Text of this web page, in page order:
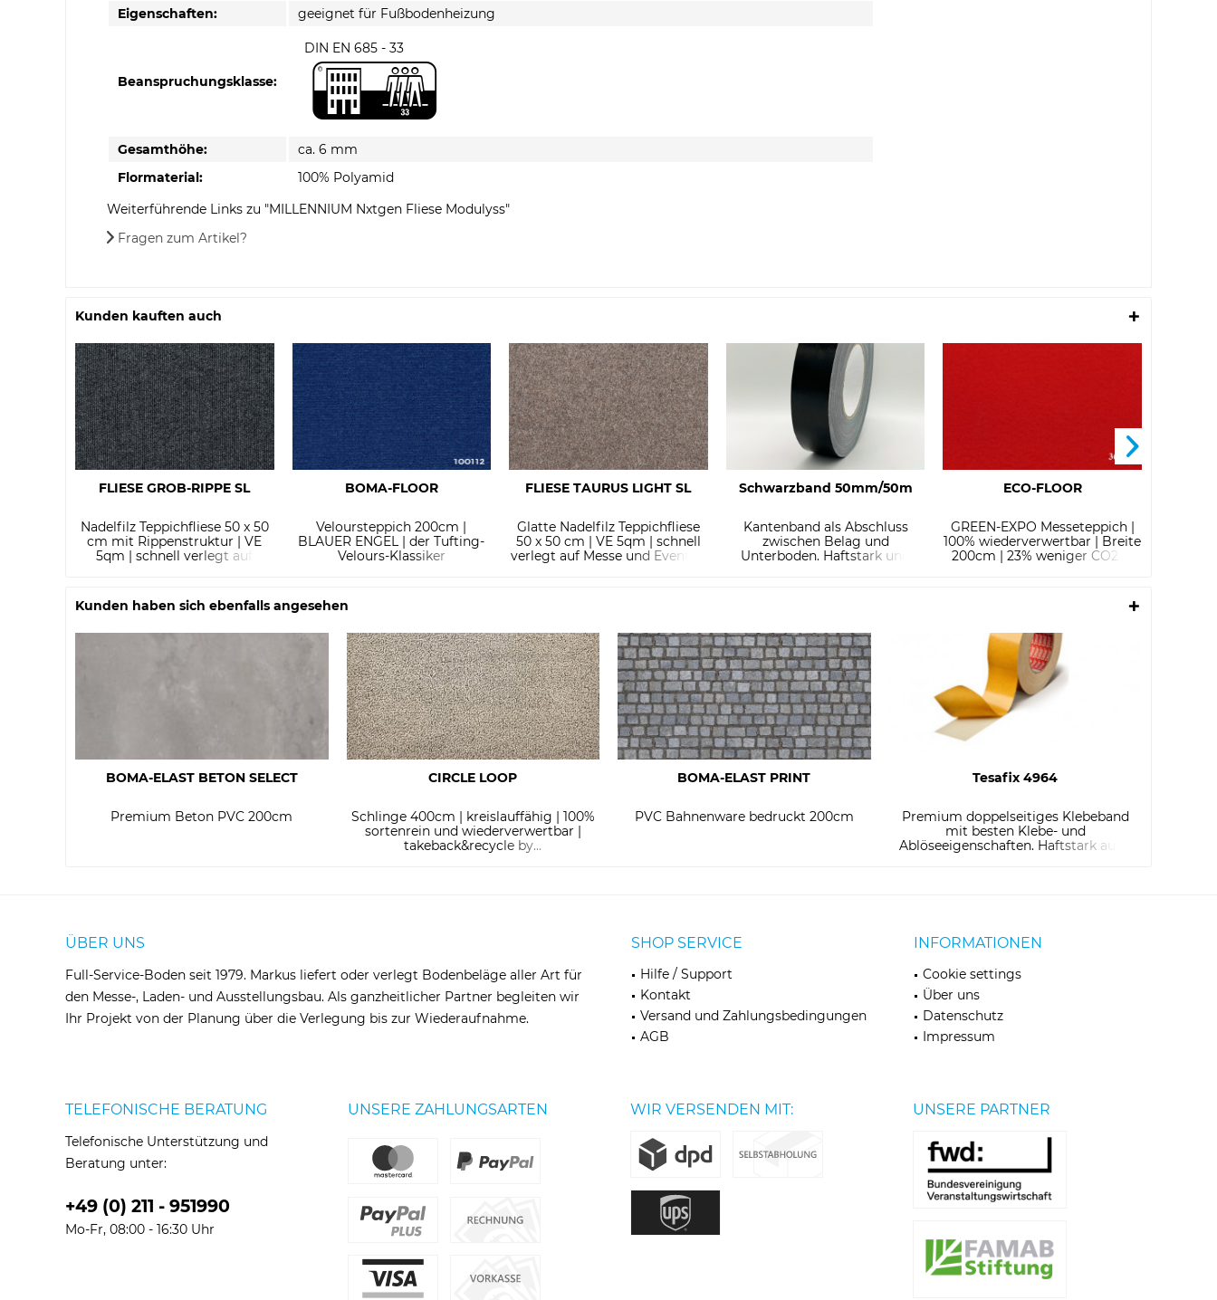
Eigenschaften:
geeignet für Fußbodenheizung
Beanspruchungsklasse:
DIN EN 685 - 33
Gesamthöhe:
ca. 6 mm
Flormaterial:
100% Polyamid
Weiterführende Links zu "MILLENNIUM Nxtgen Fliese Modulyss"
Fragen zum Artikel?
Kunden kauften auch
FLIESE GROB-RIPPE SL
Nadelfilz Teppichfliese 50 x 50
cm mit Rippenstruktur | VE
5qm | schnell verlegt auf
BOMA-FLOOR
Veloursteppich 200cm |
BLAUER ENGEL | der Tufting-
Velours-Klassiker
FLIESE TAURUS LIGHT SL
Glatte Nadelfilz Teppichfliese
50 x 50 cm | VE 5qm | schnell
verlegt auf Messe und Event |...
Schwarzband 50mm/50m
Kantenband als Abschluss
zwischen Belag und
Unterboden. Haftstark und
ECO-FLOOR
GREEN-EXPO Messeteppich |
100% wiederverwertbar | Breite
200cm | 23% weniger CO2 in
Kunden haben sich ebenfalls angesehen
BOMA-ELAST BETON SELECT
Premium Beton PVC 200cm
CIRCLE LOOP
Schlinge 400cm | kreislauffähig | 100%
sortenrein und wiederverwertbar |
takeback&recycle by...
BOMA-ELAST PRINT
PVC Bahnenware bedruckt 200cm
Tesafix 4964
Premium doppelseitiges Klebeband
mit besten Klebe- und
Ablöseeigenschaften. Haftstark auch
ÜBER UNS
Full-Service-Boden seit 1979. Markus liefert oder verlegt Bodenbeläge aller Art für
den Messe-, Laden- und Ausstellungsbau. Als ganzheitlicher Partner begleiten wir
Ihr Projekt von der Planung über die Verlegung bis zur Wiederaufnahme.
SHOP SERVICE
Hilfe / Support
Kontakt
Versand und Zahlungsbedingungen
AGB
INFORMATIONEN
Cookie settings
Über uns
Datenschutz
Impressum
TELEFONISCHE BERATUNG
Telefonische Unterstützung und
Beratung unter:
+49 (0) 211 - 951990
Mo-Fr, 08:00 - 16:30 Uhr
UNSERE ZAHLUNGSARTEN WIR VERSENDEN MIT: UNSERE PARTNER